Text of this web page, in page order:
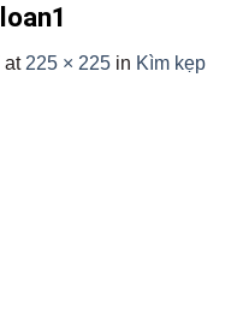
at 225 × 225 in Kìm kẹp